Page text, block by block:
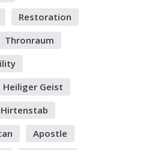
Restoration
Thronraum
Heiliger Geist
Hirtenstab
Apostle